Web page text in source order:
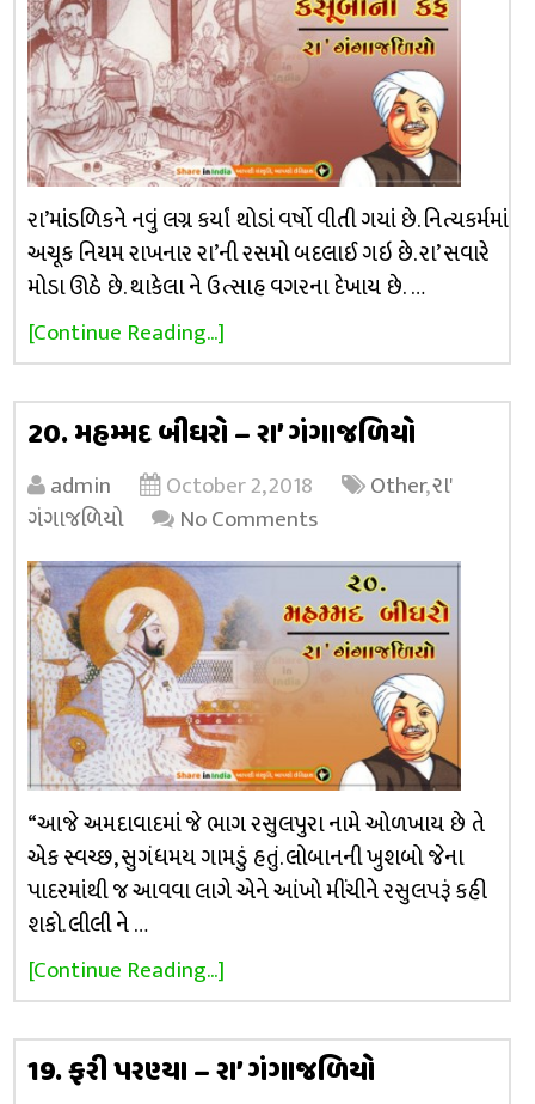
રા’માંડળિકને નવું લગ્ન કર્યાં થોડાં વર્ષો વીતી ગયાં છે. નિત્યકર્મમાં
અચૂક નિયમ રાખનાર રા’ની રસમો બદલાઈ ગઇ છે. રા’ સવારે
મોડા ઊઠે છે. થાકેલા ને ઉત્સાહ વગરના દેખાય છે. …
[Continue Reading...]
20. મહમ્મદ બીઘરો – રા’ ગંગાજળિયો
admin October 2, 2018 Other,રા'
ગંગાજળિયો
No Comments
“આજે અમદાવાદમાં જે ભાગ રસુલપુરા નામે ઓળખાય છે તે
એક સ્વચ્છ, સુગંધમય ગામડું હતું. લોબાનની ખુશબો જેના
પાદરમાંથી જ આવવા લાગે એને આંખો મીંચીને રસુલપરૂં કહી
શકો. લીલી ને …
[Continue Reading...]
19. ફરી પરણ્યા – રા’ ગંગાજળિયો